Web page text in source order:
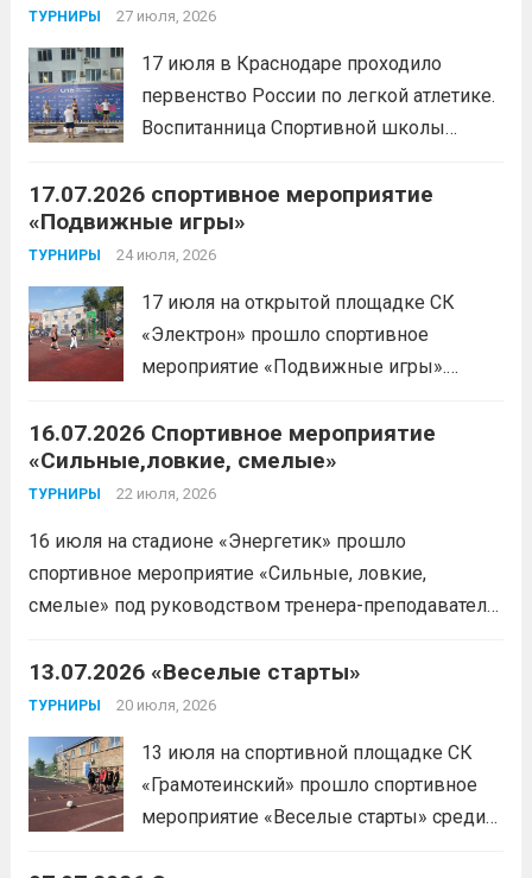
победительницей первенства
воспринимается как спорт для
избранных, требующий исключительно
физической мощи. Однако...
ТУРНИРЫ 27 июля, 2026
17 июля в Краснодаре проходило
первенство России по легкой атлетике.
Воспитанница Спортивной школы
заняла 1 место на дистанции 3000 м. с
результатом 10.01,78. Подготовил
спортсменку тренер-преподаватель
дальше
17.07.2026 спортивное мероприятие
«Подвижные игры»
ТУРНИРЫ 24 июля, 2026
17 июля на открытой площадке СК
«Электрон» прошло спортивное
мероприятие «Подвижные игры».
16.07.2026 Спортивное мероприятие
«Сильные,ловкие, смелые»
ТУРНИРЫ 22 июля, 2026
16 июля на стадионе «Энергетик» прошло
спортивное мероприятие «Сильные, ловкие,
смелые» под руководством тренера-преподавателя
Сергеевича. Участники продемонстрировали
скоростные качества, силовую выносливость и
координацию.
13.07.2026 «Веселые старты»
ТУРНИРЫ 20 июля, 2026
13 июля на спортивной площадке СК
«Грамотеинский» прошло спортивное
мероприятие «Веселые старты» среди